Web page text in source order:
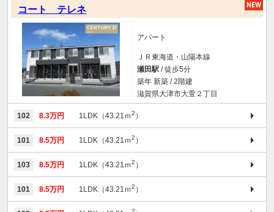
コート テレネ
アパート
ＪＲ東海道・山陽本線
瀬田駅 / 徒歩5分
築年 新築 / 2階建
滋賀県大津市大萱２丁目
102 8.3万円 1LDK（43.21ｍ2 ）
101 8.5万円 1LDK（43.21ｍ2 ）
103 8.5万円 1LDK（43.21ｍ2 ）
101 8.5万円 1LDK（43.21ｍ2 ）